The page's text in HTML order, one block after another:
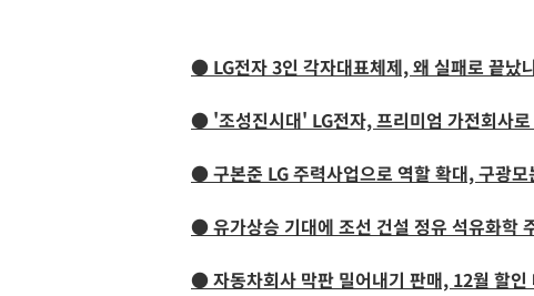
● LG전자 3인 각자대표체제, 왜 실패로 끝났
● '조성진시대' LG전자, 프리미엄 가전회사로
● 구본준 LG 주력사업으로 역할 확대, 구광모
● 유가상승 기대에 조선 건설 정유 석유화학
● 자동차회사 막판 밀어내기 판매, 12월 할인